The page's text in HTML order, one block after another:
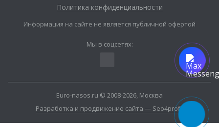
Политика конфиденциальности
Информация на сайте не является публичной офертой
Мы в соцсетях:
Euro-nasos.ru © 2008-2026, Москва
Разработка и продвижение сайта — Seo4profit